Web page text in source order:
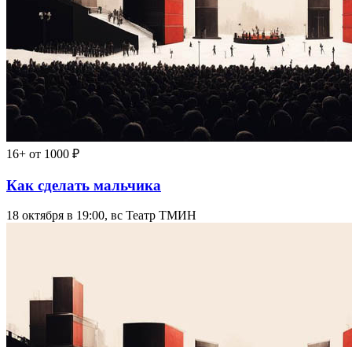
16+ от 1000 ₽
Как сделать мальчика
18 октября в 19:00, вс Театр ТМИН